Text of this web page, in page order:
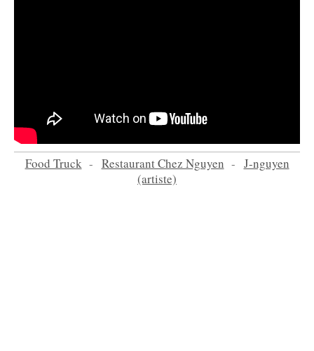
Food Truck- Restaurant Chez Nguyen - J-nguyen
(artiste)